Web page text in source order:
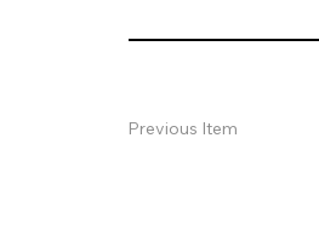
Previous Item